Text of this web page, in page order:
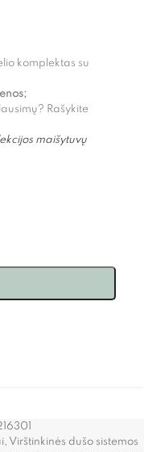
komplektas su
Rašykite
maišytuvų
Virštinkinės dušo sistemos